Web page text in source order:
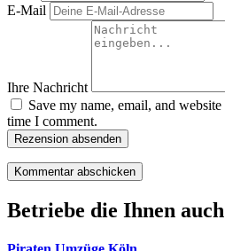
E-Mail
Ihre Nachricht
Save my name, email, and
time I comment.
Rezension absenden
Betriebe die Ihnen